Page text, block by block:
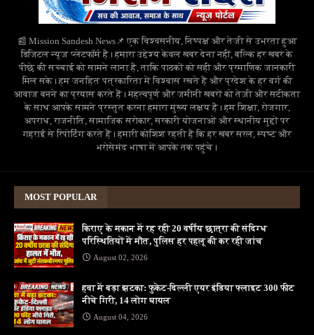
📰 Mission Sandesh News📌 एक विश्वसनीय, निष्पक्ष और तेजी से उभरता हुआ
डिजिटल न्यूज़ प्लेटफॉर्म है। हमारा उद्देश्य केवल खबर देना नहीं, बल्कि हर खबर के
पीछे की सच्चाई को सामने लाना है, ताकि पाठकों को सही और प्रमाणिक जानकारी
मिल सके। हम जनहित पत्रकारिता में विश्वास रखते हैं और प्रदेश के हर वर्ग की
आवाज बनने का प्रयास करते हैं। महत्वपूर्ण और जमीनी खबरों को तेज़ी और सटीकता
के साथ आपके सामने प्रस्तुत करना हमारा मुख्य लक्ष्य है। हम शिक्षा, रोजगार,
अपराध, राजनीति, सामाजिक सरोकार, सरकारी योजनाओं और स्थानीय मुद्दों पर
गहराई से रिपोर्टिंग करते हैं। हमारी कोशिश रहती है कि हर खबर सरल, स्पष्ट और
भरोसेमंद भाषा में आपके तक पहुंचे।
MOST POPULAR
किराए के मकान में रह रही 20 वर्षीय छात्रा की संदिग्ध
परिस्थितियों में मौत, पुलिस हर पहलू की कर रही जांच
August 02, 2026
हवा में बड़ा झटका: फुकेट-दिल्ली एयर इंडिया फ्लाइट 300 फीट
नीचे गिरी, 14 लोग घायल
August 04, 2026